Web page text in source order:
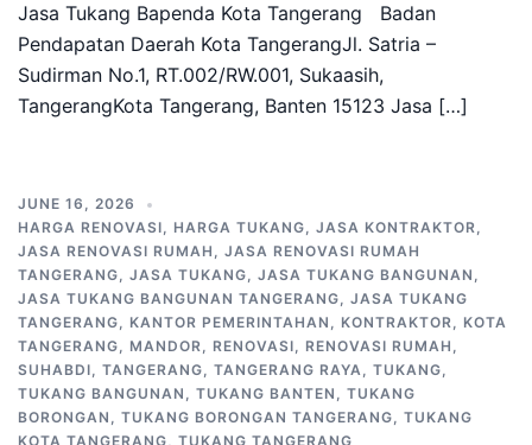
Jasa Tukang Bapenda Kota Tangerang Badan
Pendapatan Daerah Kota TangerangJl. Satria –
Sudirman No.1, RT.002/RW.001, Sukaasih,
TangerangKota Tangerang, Banten 15123 Jasa […]
JUNE 16, 2026
HARGA RENOVASI, HARGA TUKANG, JASA KONTRAKTOR,
JASA RENOVASI RUMAH , JASA RENOVASI RUMAH
TANGERANG, JASA TUKANG, JASA TUKANG BANGUNAN ,
JASA TUKANG BANGUNAN TANGERANG, JASA TUKANG
TANGERANG, KANTOR PEMERINTAHAN , KONTRAKTOR, KOTA
TANGERANG, MANDOR, RENOVASI, RENOVASI RUMAH ,
SUHABDI, TANGERANG, TANGERANG RAYA, TUKANG,
TUKANG BANGUNAN , TUKANG BANTEN , TUKANG
BORONGAN , TUKANG BORONGAN TANGERANG, TUKANG
KOTA TANGERANG
TUKANG TANGERANG